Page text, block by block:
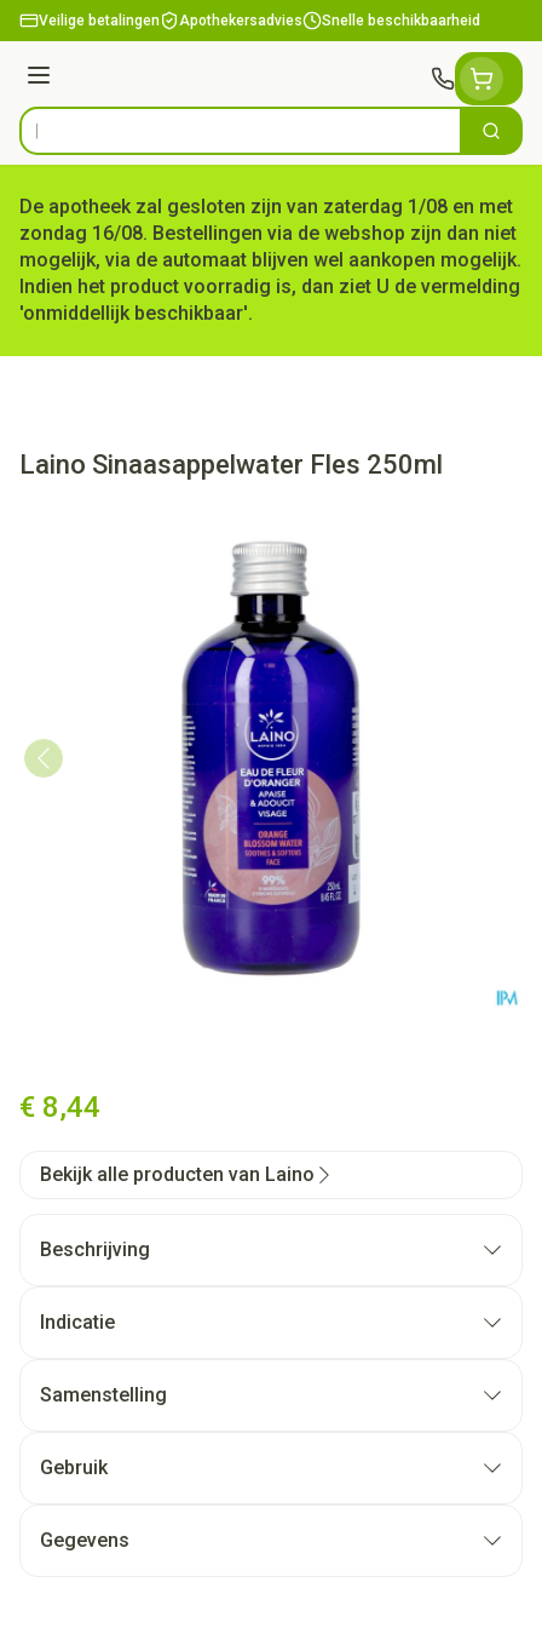
Ga naar de inhoud
Veilige betalingen Apothekersadvies Snelle beschikbaarheid
Menu
Product, merk, categorie... Zoek
De apotheek zal gesloten zijn van zaterdag 1/08 en met
zondag 16/08. Bestellingen via de webshop zijn dan niet
mogelijk, via de automaat blijven wel aankopen mogelijk.
Indien het product voorradig is, dan ziet U de vermelding
'onmiddellijk beschikbaar'.
Laino Sinaasappelwater Fles 250ml
€ 8,44
Bekijk alle producten van Laino
Beschrijving
Indicatie
Samenstelling
Gebruik
Gegevens